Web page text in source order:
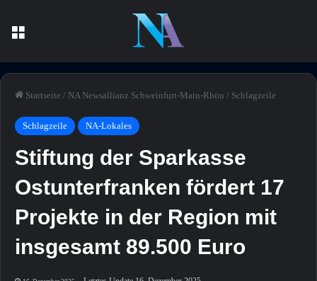
Startseite / NA Newsallianz Schweinfurt-Main-Rhön / Schlagzeile
Schlagzeile NA-Lokales
Stiftung der Sparkasse
Ostunterfranken fördert 17
Projekte in der Region mit
insgesamt 89.500 Euro